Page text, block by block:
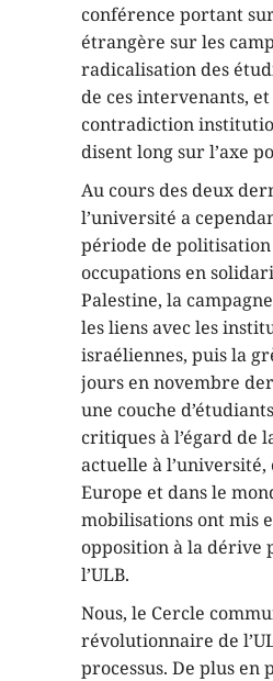
conférence portant
étrangère sur les
radicalisation des
de ces intervenants, et
contradiction
disent long sur l’axe
Au cours des deux
l’université a
période de politisation
occupations en
Palestine, la
les liens avec les
israéliennes, puis la
jours en novembre
une couche
critiques à l’égard de
actuelle à l’université,
Europe et dans le
mobilisations ont mis
opposition à la dérive
l’ULB.
Nous, le Cercle
révolutionnaire de
processus. De plus en